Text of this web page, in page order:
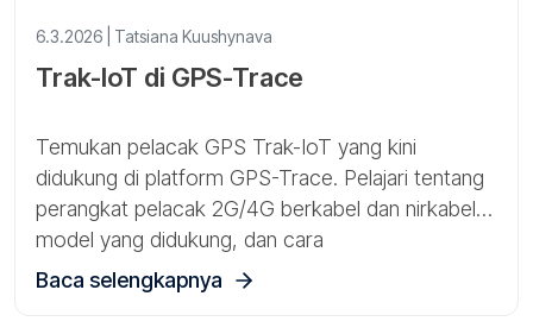
6.3.2026 | Tatsiana Kuushynava
Trak-IoT di GPS-Trace
Temukan pelacak GPS Trak-IoT yang kini
didukung di platform GPS-Trace. Pelajari tentang
perangkat pelacak 2G/4G berkabel dan nirkabel,
model yang didukung, dan cara
mengonfigurasinya dengan cepat menggunakan
perintah SMS untuk pelacakan kendaraan dan
Baca selengkapnya